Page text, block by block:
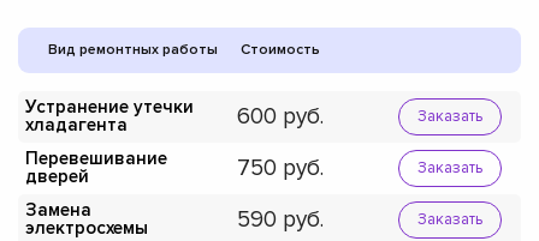
Вид ремонтных работы Стоимость
Устранение утечки
хладагента
600 Заказать
Перевешивание
дверей
750 Заказать
Замена
электросхемы
590 Заказать